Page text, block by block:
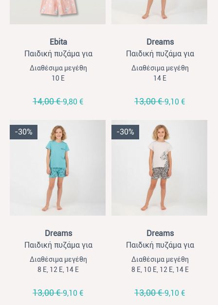
Ebita
Παιδική πυζάμα για
κορίτσια Ebita σομών
Διαθέσιμα μεγέθη
10 Ε
14,00 €9,80 €
Dreams
Παιδική πυζάμα για
κορίτσια Dreams ροζ
Διαθέσιμα μεγέθη
14 Ε
13,00 €9,10 €
-30%
Dreams
Παιδική πυζάμα για
κορίτσια Dreams βεραμάν
Διαθέσιμα μεγέθη
8 Ε, 12 Ε, 14 Ε
13,00 €9,10 €
-30%
Dreams
Παιδική πυζάμα για
κορίτσια Dreams μπεζ-
λεοπάρ
Διαθέσιμα μεγέθη
8 Ε, 10 Ε, 12 Ε, 14 Ε
13,00 €9,10 €